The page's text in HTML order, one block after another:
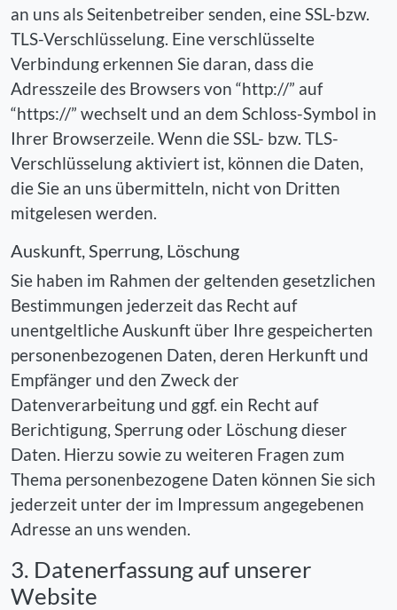
an uns als Seitenbetreiber senden, eine SSL-bzw.
TLS-Verschlüsselung. Eine verschlüsselte
Verbindung erkennen Sie daran, dass die
Adresszeile des Browsers von “http://” auf
“https://” wechselt und an dem Schloss-Symbol in
Ihrer Browserzeile. Wenn die SSL- bzw. TLS-
Verschlüsselung aktiviert ist, können die Daten,
die Sie an uns übermitteln, nicht von Dritten
mitgelesen werden.
Auskunft, Sperrung, Löschung
Sie haben im Rahmen der geltenden gesetzlichen
Bestimmungen jederzeit das Recht auf
unentgeltliche Auskunft über Ihre gespeicherten
personenbezogenen Daten, deren Herkunft und
Empfänger und den Zweck der
Datenverarbeitung und ggf. ein Recht auf
Berichtigung, Sperrung oder Löschung dieser
Daten. Hierzu sowie zu weiteren Fragen zum
Thema personenbezogene Daten können Sie sich
jederzeit unter der im Impressum angegebenen
Adresse an uns wenden.
3. Datenerfassung auf unserer
Website